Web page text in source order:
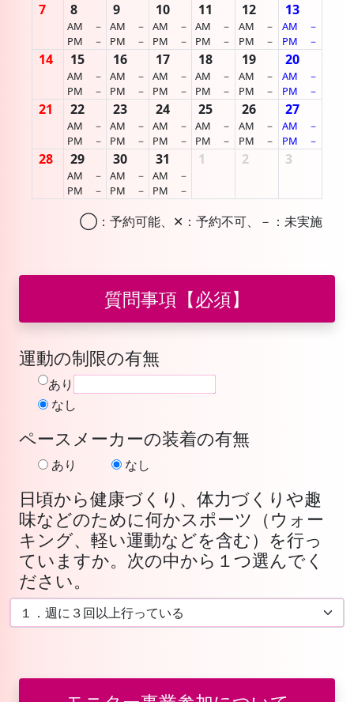
7 8
AM
－
PM
－
9
AM
－
PM
－
10
AM
－
PM
－
11
AM
－
PM
－
12
AM
－
PM
－
13
AM
－
PM
－
14 15
AM
－
PM
－
16
AM
－
PM
－
17
AM
－
PM
－
18
AM
－
PM
－
19
AM
－
PM
－
20
AM
－
PM
－
21 22
AM
－
PM
－
23
AM
－
PM
－
24
AM
－
PM
－
25
AM
－
PM
－
26
AM
－
PM
－
27
AM
－
PM
－
28 29
AM
－
PM
－
30
AM
－
PM
－
31
AM
－
PM
－
1 2 3
◯：予約可能、✕：予約不可、－：未実施
質問事項【必須】
運動の制限の有無
あり
なし
ペースメーカーの装着の有無
あり なし
日頃から健康づくり、体力づくりや趣
味などのために何かスポーツ（ウォー
キング、軽い運動などを含む）を行っ
ていますか。次の中から１つ選んでく
ださい。